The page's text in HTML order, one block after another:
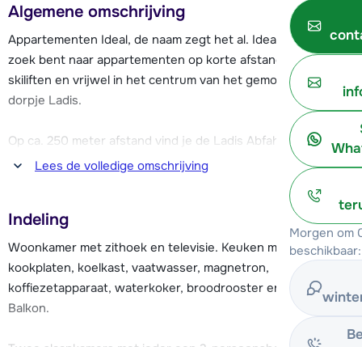
Morgen om
beschikbaar:
Algemene omschrijving
Appartementen Ideal, de naam zegt het al. Ideaal als je op
zoek bent naar appartementen op korte afstand van de
skiliften en vrijwel in het centrum van het gemoedelijke
dorpje Ladis.
Op ca. 250 meter afstand vind je de Ladis Abfahrt, de skibus
halte en de Sonnenbahn lift waarmee je een directe
dichtstbijzijnde restaurant en winkels.
In Aparthotel Ideal is een restaurant, skiberging met
skischoenendroger, kinderspeelkamer en gratis Wi-Fi.
Bovendien is er een overdekt zwembad, sauna en
relaxruimte. Tegen betaling kun je gebruik maken van het
solarium of een massage en schoonheidsbehandeling
Lees de volledige omschrijving
Indeling
Woonkamer met zithoek en televisie. Keuken met o.a. twee
kookplaten, koelkast, vaatwasser, magnetron,
koffiezetapparaat, waterkoker, broodrooster en eethoek.
Balkon.